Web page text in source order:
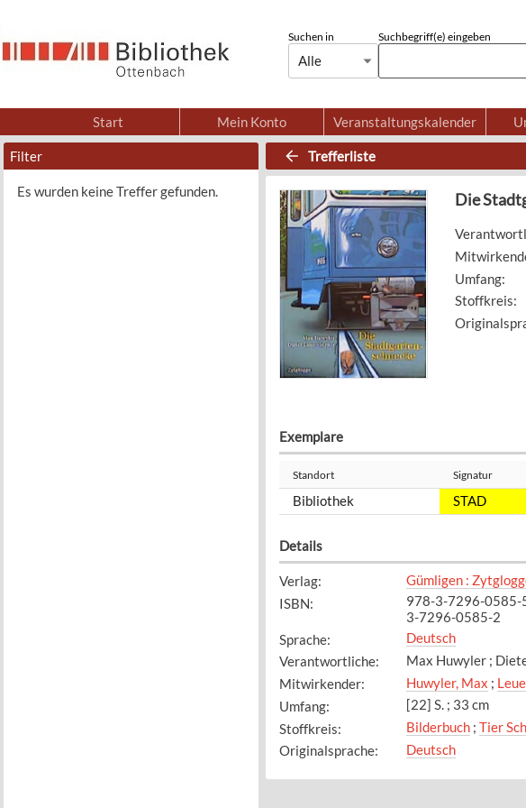
Suchen in
Alle
Suchbegriff(e) eingeben
Start Mein Konto Veranstaltungskalender
Filter
Es wurden keine Treffer gefunden.
Trefferliste
Die
Umfang:
Stoffkreis:
Exemplare
Standort Signatur
Bibliothek STAD
Details
Verlag:
Gümligen :
ISBN:
978-3-7296-0585-
3-7296-0585-2
Sprache:
Deutsch
Verantwortliche:
Max Huwyler ;
Mitwirkender: Huwyler, Max ;
Umfang:
[22] S. ; 33 cm
Stoffkreis: Bilderbuch; Tier
Originalsprache: Deutsch